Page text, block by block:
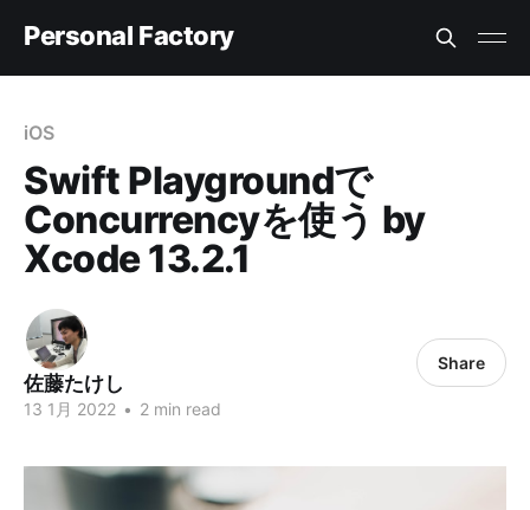
Personal Factory
iOS
Swift Playgroundで
Concurrencyを使う by
Xcode 13.2.1
佐藤たけし
13 1月 2022 • 2 min read
Share